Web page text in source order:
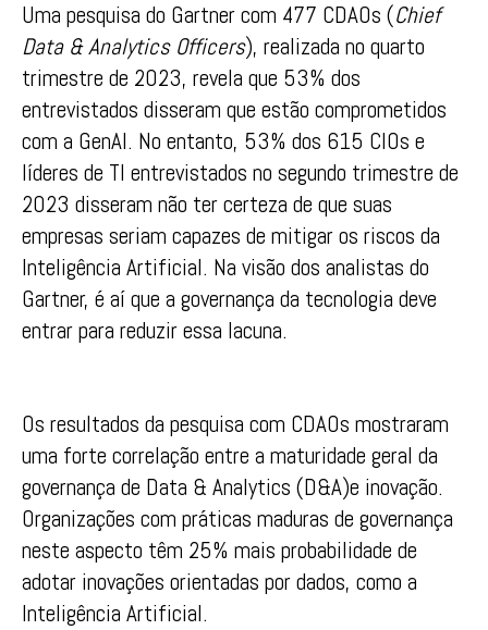
Uma pesquisa do Gartner com 477 CDAOs (Chief
Data & Analytics Officers), realizada no quarto
trimestre de 2023, revela que 53% dos
entrevistados disseram que estão comprometidos
com a GenAI. No entanto, 53% dos 615 CIOs e
líderes de TI entrevistados no segundo trimestre de
2023 disseram não ter certeza de que suas
empresas seriam capazes de mitigar os riscos da
Inteligência Artificial. Na visão dos analistas do
Gartner, é aí que a governança da tecnologia deve
entrar para reduzir essa lacuna.
Os resultados da pesquisa com CDAOs mostraram
uma forte correlação entre a maturidade geral da
governança de Data & Analytics (D&A)e inovação.
Organizações com práticas maduras de governança
neste aspecto têm 25% mais probabilidade de
adotar inovações orientadas por dados, como a
Inteligência Artificial.